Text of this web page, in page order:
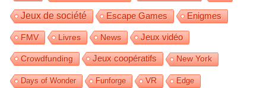
Jeux de société Escape Games Enigmes
FMV Livres News Jeux vidéo
Crowdfunding Jeux coopératifs New York
Days of Wonder Funforge VR Edge